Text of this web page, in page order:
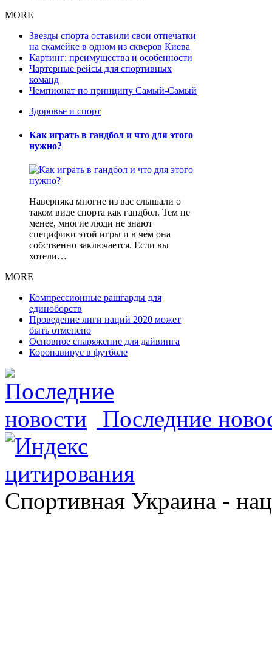
MORE
Звезды спорта оставили свои отпечатки
на скамейке в одном из скверов Киева
Картинг: преимущества и особенности
Чартерные рейсы для спортивных
команд
Чемпионат по принципу Самый-Самый
Здоровье и спорт
Как играть в гандбол и что для этого
нужно?
Наверняка многие из вас слышали о
таком виде спорта как гандбол. Тем не
менее, многие люди не знают
специфики этой игры и в чем она
собственно заключается. Если вы
хотели…
MORE
Компрессионные рашгарды для
единоборств
Проведение лиги наций 2020 может
быть отменено
Основное снаряжение для дайвинга
Коронавирус в футболе
Последние
Спортивная Украина -